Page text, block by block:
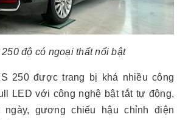
độ có ngoại thất nổi bật
250 được trang bị khá nhiều công
LED với công nghệ bật tắt tự động,
ngày, gương chiếu hậu chỉnh điện